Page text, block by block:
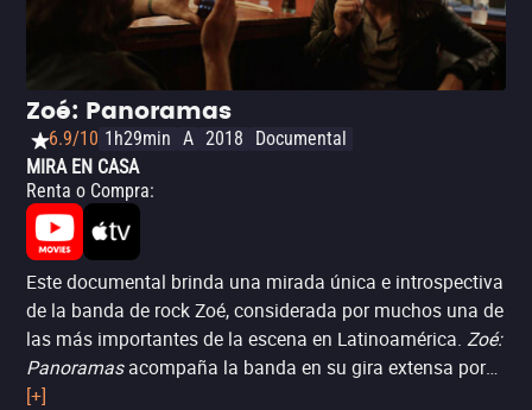
Zoé: Panoramas
6.9/10 1h29min A 2018
Documental
MIRA EN CASA
Renta o Compra:
Este documental brinda una mirada única e introspectiva
de la banda de rock Zoé, considerada por muchos una de
las más importantes de la escena en Latinoamérica. Zoé:
Panoramasacompaña la banda en su gira extensa por
España en el 2012 y retrata la intimidad de una gira tan
[+]